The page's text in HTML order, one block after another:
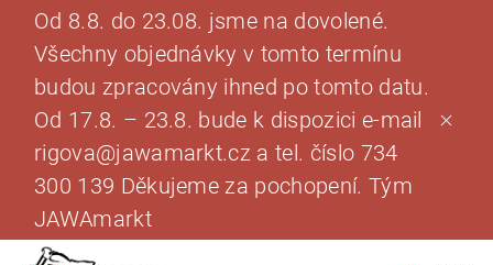
Od 8.8. do 23.08. jsme na dovolené.
Všechny objednávky v tomto termínu
budou zpracovány ihned po tomto datu.
Od 17.8. – 23.8. bude k dispozici e-mail
rigova@jawamarkt.cz a tel. číslo 734
300 139 Děkujeme za pochopení. Tým
JAWAmarkt